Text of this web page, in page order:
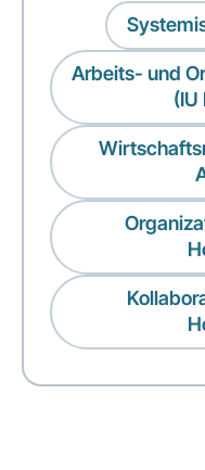
Arbeits- und
(IU